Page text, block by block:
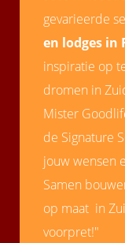
gevarieerde
en lodges in
inspiratie op
dromen in
Mister
de Signature
jouw wensen
Samen
op maat in
voorpret!"